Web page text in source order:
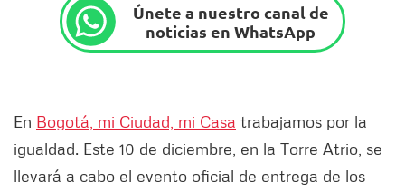
Únete a nuestro canal de
noticias en WhatsApp
En Bogotá, mi Ciudad, mi Casa trabajamos por la
igualdad. Este 10 de diciembre, en la Torre Atrio, se
llevará a cabo el evento oficial de entrega de los